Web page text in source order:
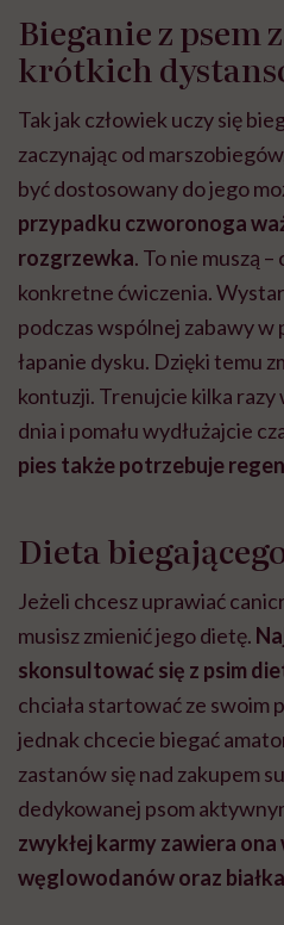
Bieganie z psem
krótkich
Tak jak człowiek uczy się
zaczynając od
być dostosowany do jego
przypadku czworonoga
rozgrzewka. To nie muszą
konkretne ćwiczenia.
podczas wspólnej zabawy w
łapanie dysku. Dzięki temu
kontuzji. Trenujcie kilka
dnia i pomału wydłużajcie
pies także potrzebuje
Dieta
Jeżeli chcesz uprawiać
musisz zmienić jego dietę.
skonsultować się z psim
chciała startować ze swoim
jednak chcecie biegać
zastanów się nad zakupem
dedykowanej psom
zwykłej karmy zawiera ona
węglowodanów oraz